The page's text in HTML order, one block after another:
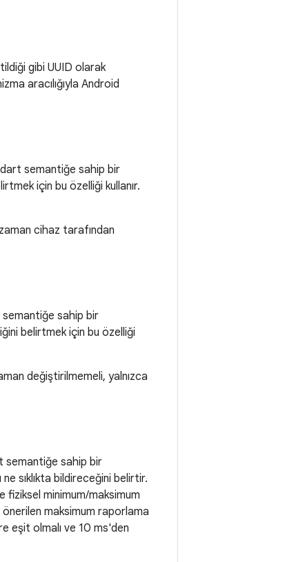
gibi UUID olarak
aracılığıyla Android
semantiğe sahip bir
için bu özelliği kullanır.
cihaz tarafından
semantiğe sahip bir
belirtmek için bu özelliği
değiştirilmemeli, yalnızca
semantiğe sahip bir
sıklıkta bildireceğini belirtir.
fiziksel minimum/maksimum
önerilen maksimum raporlama
eşit olmalı ve 10 ms'den